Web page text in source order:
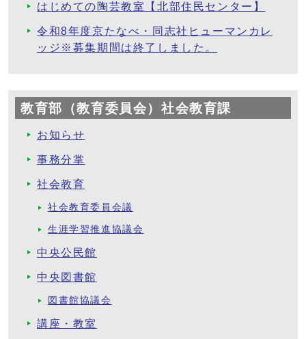
はじめての陶芸教室【北部住民センター】
令和8年度京たなべ・同志社ヒューマンカレ
ッジ※募集期間は終了しました。
教育部（教育委員会）社会教育課
お知らせ
事務分掌
社会教育
社会教育委員会議
生涯学習推進協議会
中央公民館
中央図書館
図書館協議会
講座・教室